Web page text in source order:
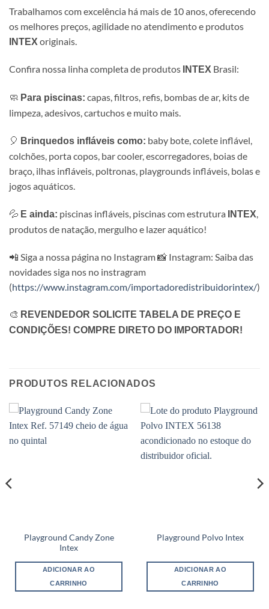
Trabalhamos com excelência há mais de 10 anos, oferecendo
os melhores preços, agilidade no atendimento e produtos
INTEX originais.
Confira nossa linha completa de produtos INTEX Brasil:
🧼 Para piscinas: capas, filtros, refis, bombas de ar, kits de
limpeza, adesivos, cartuchos e muito mais.
🎈 Brinquedos infláveis como: baby bote, colete inflável,
colchões, porta copos, bar cooler, escorregadores, boias de
braço, ilhas infláveis, poltronas, playgrounds infláveis, bolas e
jogos aquáticos.
💦 E ainda: piscinas infláveis, piscinas com estrutura INTEX
produtos de natação, mergulho e lazer aquático!
📲 Siga a nossa página no Instagram 📸 Instagram: Saiba das
novidades siga nos no instragram
(https://www.instagram.com/importadoredistribuidorintex/)
🎨 REVENDEDOR SOLICITE TABELA DE PREÇO E
CONDIÇÕES! COMPRE DIRETO DO IMPORTADOR!
PRODUTOS RELACIONADOS
Playground Candy Zone
Intex
ADICIONAR AO
CARRINHO
Playground Polvo Intex
ADICIONAR AO
CARRINHO